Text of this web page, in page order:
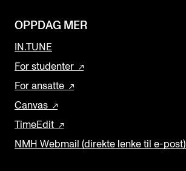
OPPDAG MER
IN.TUNE
For studenter
For ansatte
Canvas
TimeEdit
NMH Webmail (direkte lenke til e-post)